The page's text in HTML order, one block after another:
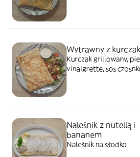
Wytrawny z
Kurczak grillowany,
vinaigrette, sos
Naleśnik z nutellą i
bananem
Naleśnik na słodko